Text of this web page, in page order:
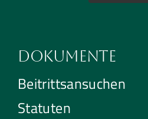
Dokumente
Beitrittsansuchen
Statuten